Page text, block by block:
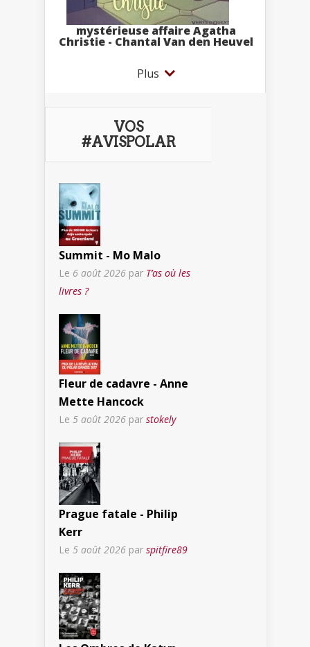
mystérieuse affaire Agatha
Christie - Chantal Van den Heuvel
Plus
VOS
#AVISPOLAR
Summit - Mo Malo
Le 6 août 2026 par T’as où les
livres ?
Fleur de cadavre - Anne
Mette Hancock
Le 5 août 2026 par stokely
Prague fatale - Philip
Kerr
Le 5 août 2026 par spitfire89